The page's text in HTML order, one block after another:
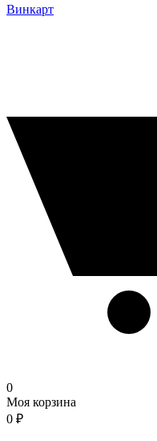
Винкарт
0
Моя корзина
0 ₽